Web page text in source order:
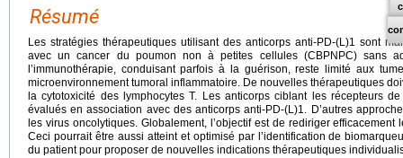
Résumé
Les stratégies thérapeutiques utilisant des anticorps anti-PD-(L)1 sont
avec un cancer du poumon non à petites cellules (CBPNPC) sans
l’immunothérapie, conduisant parfois à la guérison, reste limité aux
microenvironnement tumoral inflammatoire. De nouvelles thérapeutiques
la cytotoxicité des lymphocytes T. Les anticorps ciblant les récepteurs
évalués en association avec des anticorps anti-PD-(L)1. D’autres
les virus oncolytiques. Globalement, l’objectif est de rediriger
Ceci pourrait être aussi atteint et optimisé par l’identification de
du patient pour proposer de nouvelles indications thérapeutiques